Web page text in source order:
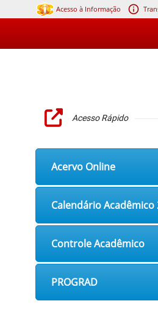
Acesso à Informação
Acesso Rápido
Acervo Online
Calendário Acadêmico
Controle Acadêmico
PROGRAD